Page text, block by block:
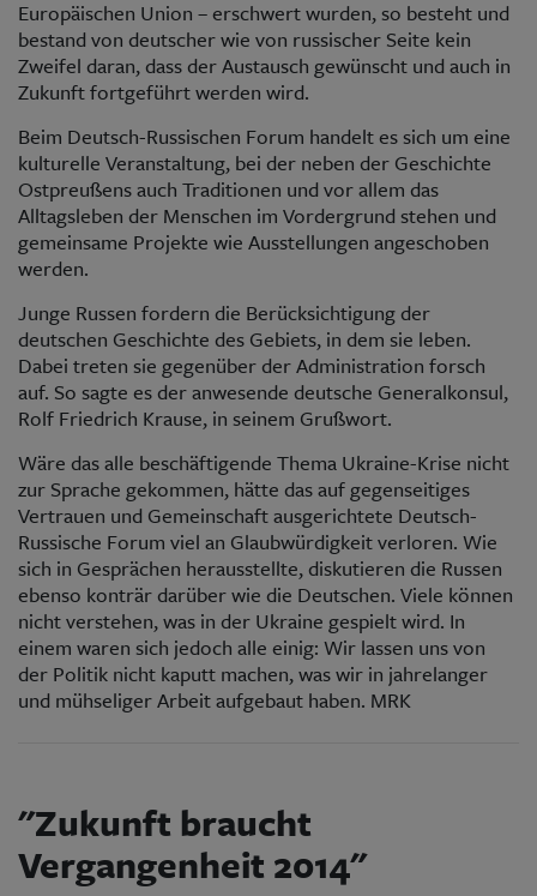
Europäischen Union – erschwert wurden, so besteht und
bestand von deutscher wie von russischer Seite kein
Zweifel daran, dass der Austausch gewünscht und auch in
Zukunft fortgeführt werden wird.
Beim Deutsch-Russischen Forum handelt es sich um eine
kulturelle Veranstaltung, bei der neben der Geschichte
Ostpreußens auch Traditionen und vor allem das
Alltagsleben der Menschen im Vordergrund stehen und
gemeinsame Projekte wie Ausstellungen angeschoben
werden.
Junge Russen fordern die Berücksichtigung der
deutschen Geschichte des Gebiets, in dem sie leben.
Dabei treten sie gegenüber der Administration forsch
auf. So sagte es der anwesende deutsche Generalkonsul,
Rolf Friedrich Krause, in seinem Grußwort.
Wäre das alle beschäftigende Thema Ukraine-Krise nicht
zur Sprache gekommen, hätte das auf gegenseitiges
Vertrauen und Gemeinschaft ausgerichtete Deutsch-
Russische Forum viel an Glaubwürdigkeit verloren. Wie
sich in Gesprächen herausstellte, diskutieren die Russen
ebenso konträr darüber wie die Deutschen. Viele können
nicht verstehen, was in der Ukraine gespielt wird. In
einem waren sich jedoch alle einig: Wir lassen uns von
der Politik nicht kaputt machen, was wir in jahrelanger
und mühseliger Arbeit aufgebaut haben. MRK
"Zukunft braucht
Vergangenheit 2014"